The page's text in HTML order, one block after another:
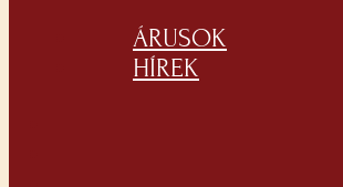
ÁRUSOK
HÍREK